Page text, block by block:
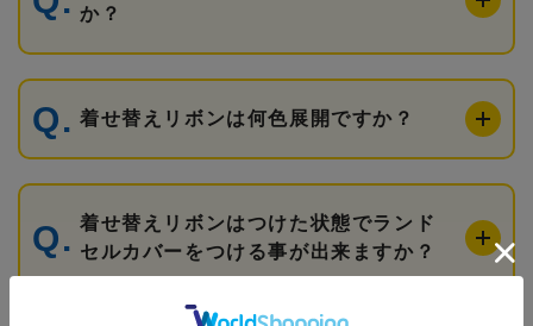
か？
着せ替えリボンは何色展開ですか？
着せ替えリボンはつけた状態でランド
セルカバーをつける事が出来ますか？